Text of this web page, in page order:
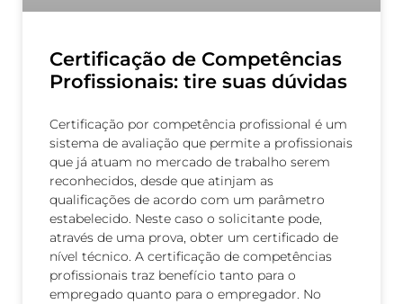
Certificação de Competências
Profissionais: tire suas dúvidas
Certificação por competência profissional é um
sistema de avaliação que permite a profissionais
que já atuam no mercado de trabalho serem
reconhecidos, desde que atinjam as
qualificações de acordo com um parâmetro
estabelecido. Neste caso o solicitante pode,
através de uma prova, obter um certificado de
nível técnico. A certificação de competências
profissionais traz benefício tanto para o
empregado quanto para o empregador. No